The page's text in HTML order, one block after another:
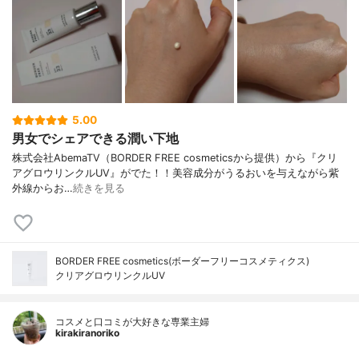
5.00
男女でシェアできる潤い下地
株式会社AbemaTV（BORDER FREE cosmeticsから提供）から『クリ
アグロウリンクルUV』がでた！！美容成分がうるおいを与えながら紫
外線からお…続きを見る
BORDER FREE cosmetics(ボーダーフリーコスメティクス)
クリアグロウリンクルUV
コスメと口コミが大好きな専業主婦
kirakiranoriko